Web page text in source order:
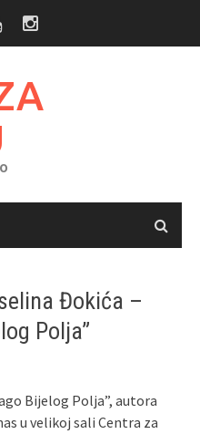
Đokića –
Polja”
Bijelog Polja”, autora
u velikoj sali Centra za